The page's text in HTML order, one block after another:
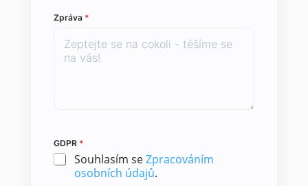
Zpráva *
GDPR *
Souhlasím seZpracováním
osobních údajů.